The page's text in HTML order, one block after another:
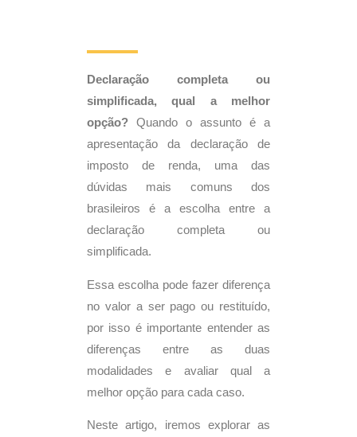
Declaração completa ou
simplificada, qual a melhor
opção? Quando o assunto é a
apresentação da declaração de
imposto de renda, uma das
dúvidas mais comuns dos
brasileiros é a escolha entre a
declaração completa ou
simplificada.
Essa escolha pode fazer diferença
no valor a ser pago ou restituído,
por isso é importante entender as
diferenças entre as duas
modalidades e avaliar qual a
melhor opção para cada caso.
Neste artigo, iremos explorar as